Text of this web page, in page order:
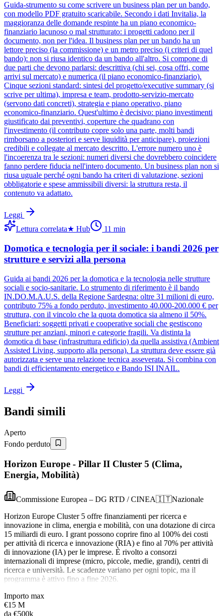
Guida-strumento su come scrivere un business plan per un bando,
con modello PDF gratuito scaricabile. Secondo i dati Invitalia, la
maggioranza delle domande respinte ha un piano economico-
finanziario lacunoso o mal strutturato: i progetti cadono per il
documento, non per l'idea. Il business plan per un bando ha un
lettore preciso (la commissione) e un metro preciso (i criteri di quel
bando): non si riusa identico da un bando all'altro. Si compone di
due parti che devono parlarsi: descrittiva (chi sei, cosa offri, come
arrivi sul mercato) e numerica (il piano economico-finanziario).
Cinque sezioni standard: sintesi del progetto/executive summary (si
scrive per ultima), impresa e team, prodotto-servizio-mercato
(servono dati concreti), strategia e piano operativo, piano
economico-finanziario. Quest'ultimo è decisivo: piano investimenti
giustificato dai preventivi, coperture che quadrano con
l'investimento (il contributo copre solo una parte, molti bandi
rimborsano a posteriori e serve liquidità per anticipare), proiezioni
credibili e collegate al mercato descritto. L'errore numero uno è
l'incoerenza tra le sezioni: numeri diversi che dovrebbero coincidere
fanno perdere fiducia nell'intero documento. Un business plan non si
riusa uguale perché ogni bando ha criteri di valutazione, sezioni
obbligatorie e spese ammissibili diversi: la struttura resta, il
contenuto va adattato.
Leggi
Lettura correlata★ Hub 11 min
Domotica e tecnologia per il sociale: i bandi 2026 per
strutture e servizi alla persona
Guida ai bandi 2026 per la domotica e la tecnologia nelle strutture
sociali e socio-sanitarie. Lo strumento di riferimento è il bando
IN.DO.M.A.U.S. della Regione Sardegna: oltre 31 milioni di euro,
contributo 75% a fondo perduto, investimento 40.000-200.000 € per
struttura, con il vincolo che la quota domotica sia almeno il 50%.
Beneficiari: soggetti privati e cooperative sociali che gestiscono
strutture per anziani, minori e categorie fragili. Va distinta la
domotica di base (infrastruttura edificio) da quella assistiva (Ambient
Assisted Living, supporto alla persona). La struttura deve essere già
autorizzata e serve una relazione tecnica asseverata. Si combina con
bandi di efficientamento energetico e Bando ISI INAIL.
Leggi
Bandi simili
Aperto
Fondo perduto
Horizon Europe - Pillar II Cluster 5 (Clima,
Energia, Mobilità)
Commissione Europea – DG RTD / CINEA🇮🇹Nazionale
Horizon Europe Cluster 5 offre finanziamenti per ricerca e
innovazione in clima, energia e mobilità, con una dotazione di circa
15 miliardi di euro. I grant possono coprire fino al 100% dei costi
per attività di ricerca e innovazione (RIA) e fino al 70% per attività
di innovazione (IA) per le imprese. È rivolto a consorzi
internazionali di imprese (micro, piccole, medie, grandi), centri di
ricerca e università. Le scadenze variano per ogni topic, ma il
programma è attivo fino a fine 2026.
Importo max
€15 M
da €500k